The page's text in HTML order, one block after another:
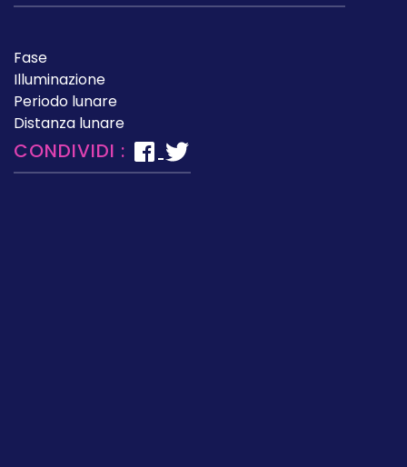
Fase
Illuminazione
Periodo lunare
Distanza lunare
CONDIVIDI :